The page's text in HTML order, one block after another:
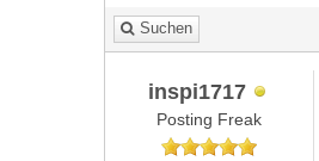
Suchen
inspi1717
Posting Freak